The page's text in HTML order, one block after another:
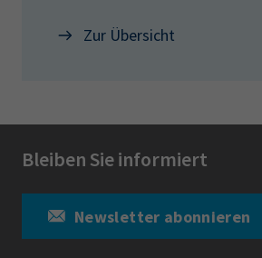
Zur Übersicht
Bleiben Sie informiert
Newsletter abonnieren